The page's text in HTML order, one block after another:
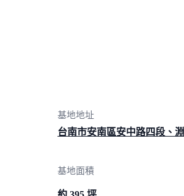
基地地址
台南市安南區安中路四段、淵
基地面積